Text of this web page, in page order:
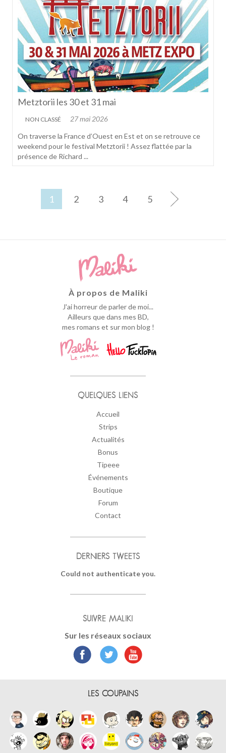
Metztorii les 30 et 31 mai
NON CLASSÉ
27 mai 2026
On traverse la France d’Ouest en Est et on se retrouve ce
weekend pour le festival Metztorii ! Assez flattée par la
présence de Richard ...
1 2 3 4 5
À propos de Maliki
J'ai horreur de parler de moi...
Ailleurs que dans mes BD,
mes romans et sur mon blog !
QUELQUES LIENS
Accueil
Strips
Actualités
Bonus
Tipeee
Événements
Boutique
Forum
Contact
DERNIERS TWEETS
Could not authenticate you.
SUIVRE MALIKI
Sur les réseaux sociaux
LES COUPAINS